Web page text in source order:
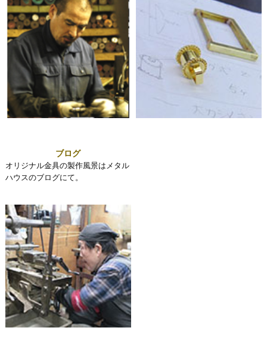
ブログ
オリジナル金具の製作風景はメタル
ハウスのブログにて。